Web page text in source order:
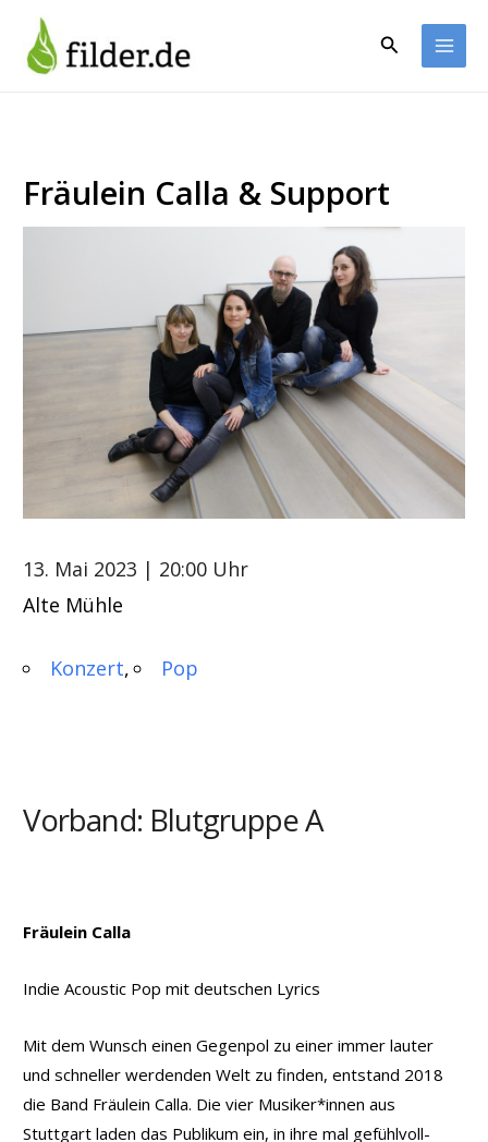
Inhalt
springen
Suchen
Fräulein Calla & Support
13. Mai 2023 | 20:00 Uhr
Alte Mühle
Konzert Pop
Vorband: Blutgruppe A
Fräulein Calla
Indie Acoustic Pop mit deutschen Lyrics
Mit dem Wunsch einen Gegenpol zu einer immer lauter
und schneller werdenden Welt zu finden, entstand 2018
die Band Fräulein Calla. Die vier Musiker*innen aus
Stuttgart laden das Publikum ein, in ihre mal gefühlvoll-